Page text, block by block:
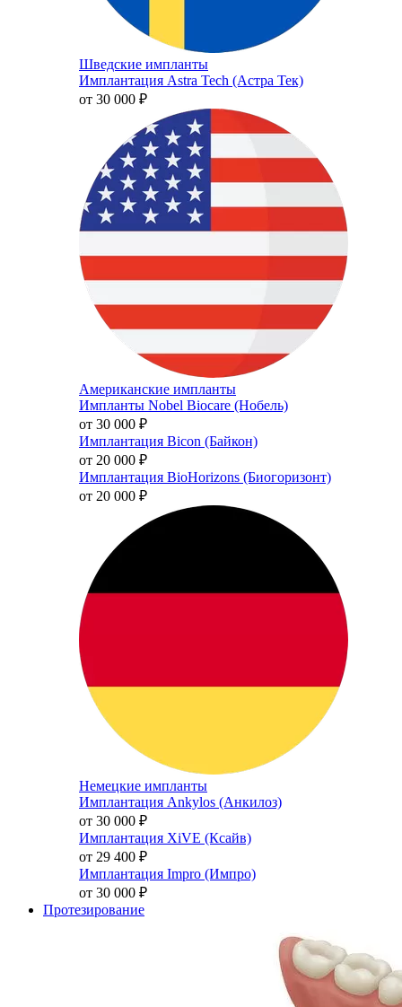
Шведские импланты
Имплантация Astra Tech (Астра Тек)
от 30 000 ₽
Американские импланты
Импланты Nobel Biocare (Нобель)
от 30 000 ₽
Имплантация Bicon (Байкон)
от 20 000 ₽
Имплантация BioHorizons (Биогоризонт)
от 20 000 ₽
Немецкие импланты
Имплантация Ankylos (Анкилоз)
от 30 000 ₽
Имплантация XiVE (Ксайв)
от 29 400 ₽
Имплантация Impro (Импро)
от 30 000 ₽
Протезирование